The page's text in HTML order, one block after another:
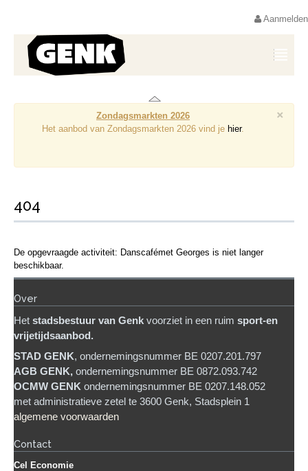
Aanmelden
×
Zondagsmarkten 2026
Het aanbod van Zondagsmarkten 2026 vind je hier.
404
De opgevraagde activiteit: Danscafémet Georges is niet langer
beschikbaar.
Over
Het stadsbestuur van Genk voorziet in een ruim sport-en
vrijetijdsaanbod.
STAD GENK, ondernemingsnummer BE 0207.201.797
AGB GENK, ondernemingsnummer BE 0872.093.742
OCMW GENK ondernemingsnummer BE 0207.148.052
met administratieve zetel te 3600 Genk, Stadsplein 1
algemene voorwaarden
Contact
Cel Economie